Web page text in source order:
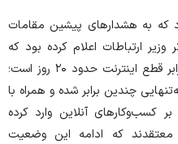
که به هشدار‌های پیشین مقامات
ارتباطات اعلام کرده بود که
تاب‌آوری اقتصاد دیجیتال کشور در برابر قطع اینترنت حدود ۲۰ روز است؛
چندین برابر شده و همراه با
کسب‌وکار‌های آنلاین وارد کرده
معتقدند که ادامه این وضعیت